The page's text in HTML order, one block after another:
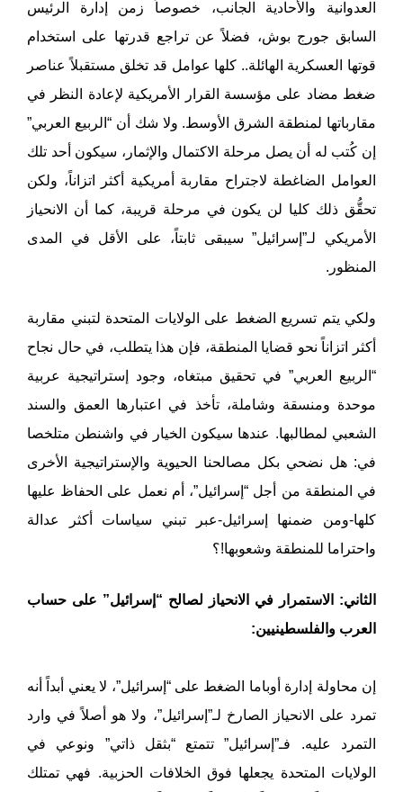
العدوانية والأحادية الجانب، خصوصاً زمن إدارة الرئيس
السابق جورج بوش، فضلاً عن تراجع قدرتها على استخدام
قوتها العسكرية الهائلة.. كلها عوامل قد تخلق مستقبلاً عناصر
ضغط مضاد على مؤسسة القرار الأمريكية لإعادة النظر في
مقارباتها لمنطقة الشرق الأوسط. ولا شك أن “الربيع العربي”
إن كُتب له أن يصل مرحلة الاكتمال والإثمار، سيكون أحد تلك
العوامل الضاغطة لاجتراح مقاربة أمريكية أكثر اتزاناً، ولكن
تحقُّق ذلك كليا لن يكون في مرحلة قريبة، كما أن الانحياز
الأمريكي لـ”إسرائيل” سيبقى ثابتاً، على الأقل في المدى
المنظور.
ولكي يتم تسريع الضغط على الولايات المتحدة لتبني مقاربة
أكثر اتزاناً نحو قضايا المنطقة، فإن هذا يتطلب، في حال نجاح
“الربيع العربي” في تحقيق مبتغاه، وجود إستراتيجية عربية
موحدة ومنسقة وشاملة، تأخذ في اعتبارها العمق والسند
الشعبي لمطالبها. عندها سيكون الخيار في واشنطن متلخصا
في: هل نضحي بكل مصالحنا الحيوية والإستراتيجية الأخرى
في المنطقة من أجل “إسرائيل”، أم نعمل على الحفاظ عليها
كلها-ومن ضمنها إسرائيل-عبر تبني سياسات أكثر عدالة
واحتراما للمنطقة وشعوبها!؟
الثاني: الاستمرار في الانحياز لصالح “إسرائيل” على حساب
العرب والفلسطينيين:
إن محاولة إدارة أوباما الضغط على “إسرائيل”، لا يعني أبداً أنه
تمرد على الانحياز الصارخ لـ”إسرائيل”، ولا هو أصلاً في وارد
التمرد عليه. فـ”إسرائيل” تتمتع “بثقل ذاتي” ونوعي في
الولايات المتحدة يجعلها فوق الخلافات الحزبية. فهي تمتلك